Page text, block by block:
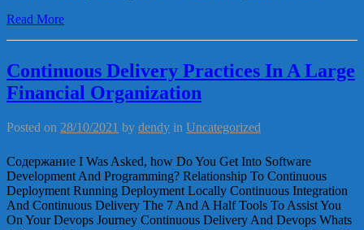
Read More
Continuous Delivery Practices In A Large
Financial Organization
Posted on 28/10/2021 by dendy in Uncategorized
Содержание I Was Asked, how Do You Get Into Software
Development And Programming? Relationship To Continuous
Deployment Running Deployment Locally Continuous Integration
And Continuous Delivery The 7 And A Half Tools To Assist You
On Your Devops Journey Continuous Delivery And Devops Whats